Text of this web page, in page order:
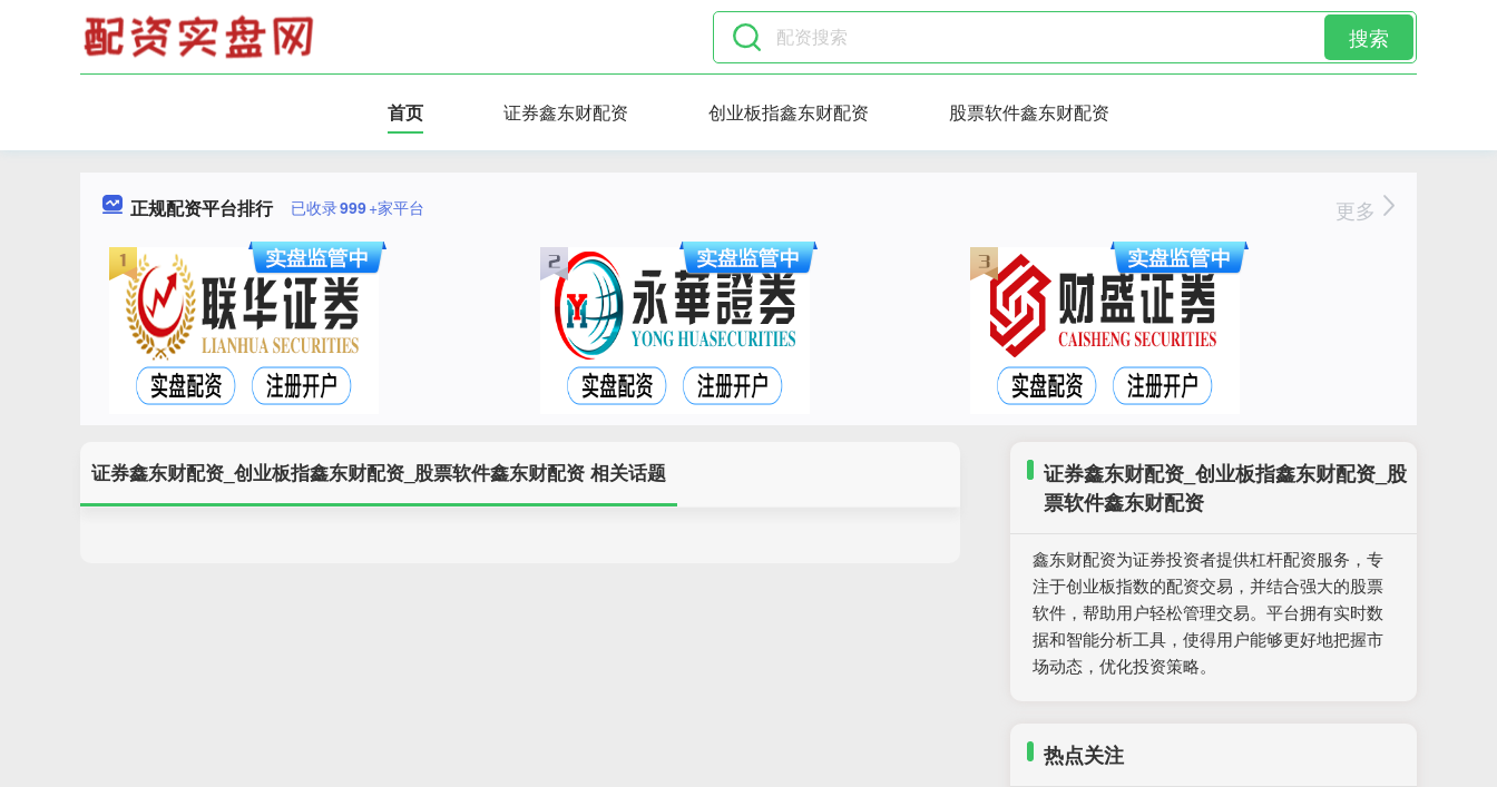
搜索
首页 证券鑫东财配资 创业板指鑫东财配资 股票软件鑫东财配资
正规配资平台排行 已收录999+家平台 更多
证券鑫东财配资_创业板指鑫东财配资_股票软件鑫东财配资 相关话题
证券鑫东财配资_创业板指鑫东财配资_股
票软件鑫东财配资
鑫东财配资为证券投资者提供杠杆配资服务，专
注于创业板指数的配资交易，并结合强大的股票
软件，帮助用户轻松管理交易。平台拥有实时数
据和智能分析工具，使得用户能够更好地把握市
场动态，优化投资策略。
热点关注